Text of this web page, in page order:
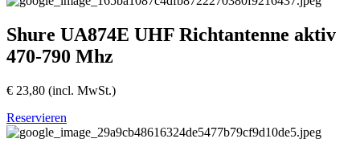
Shure UA874E UHF Richtantenne aktiv
470-790 Mhz
€ 23,80 (incl. MwSt.)
Reservieren